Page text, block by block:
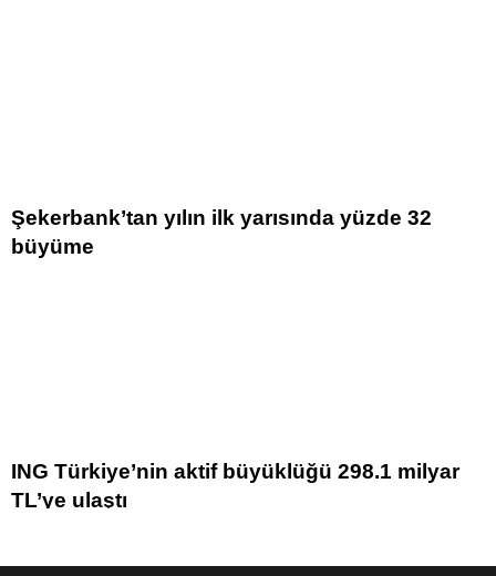
Şekerbank’tan yılın ilk yarısında yüzde 32
büyüme
ING Türkiye’nin aktif büyüklüğü 298.1 milyar
TL’ye ulaştı